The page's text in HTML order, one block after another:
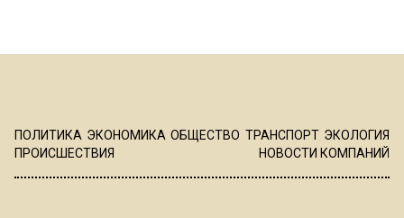
ПОЛИТИКА ЭКОНОМИКА ОБЩЕСТВО ТРАНСПОРТ ЭКОЛОГИЯ
ПРОИСШЕСТВИЯ
НОВОСТИ КОМПАНИЙ